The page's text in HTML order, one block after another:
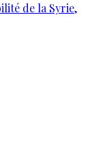
de la Syrie,